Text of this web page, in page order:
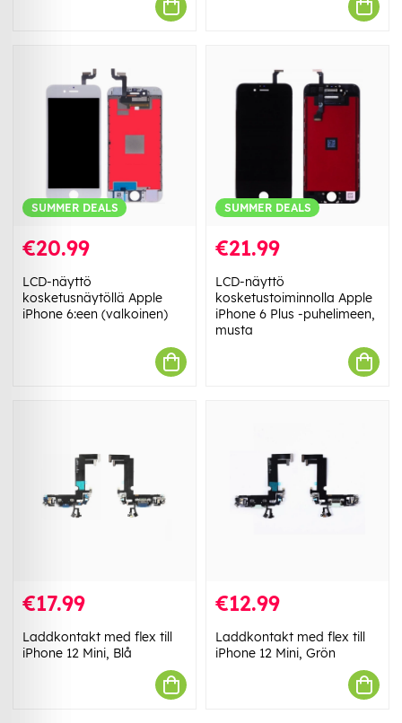
SUMMER DEALS
€20.99
LCD-näyttö
kosketusnäytöllä Apple
iPhone 6:een (valkoinen)
SUMMER DEALS
€21.99
LCD-näyttö
kosketustoiminnolla Apple
iPhone 6 Plus -puhelimeen,
musta
€17.99
Laddkontakt med flex till
iPhone 12 Mini, Blå
€12.99
Laddkontakt med flex till
iPhone 12 Mini, Grön